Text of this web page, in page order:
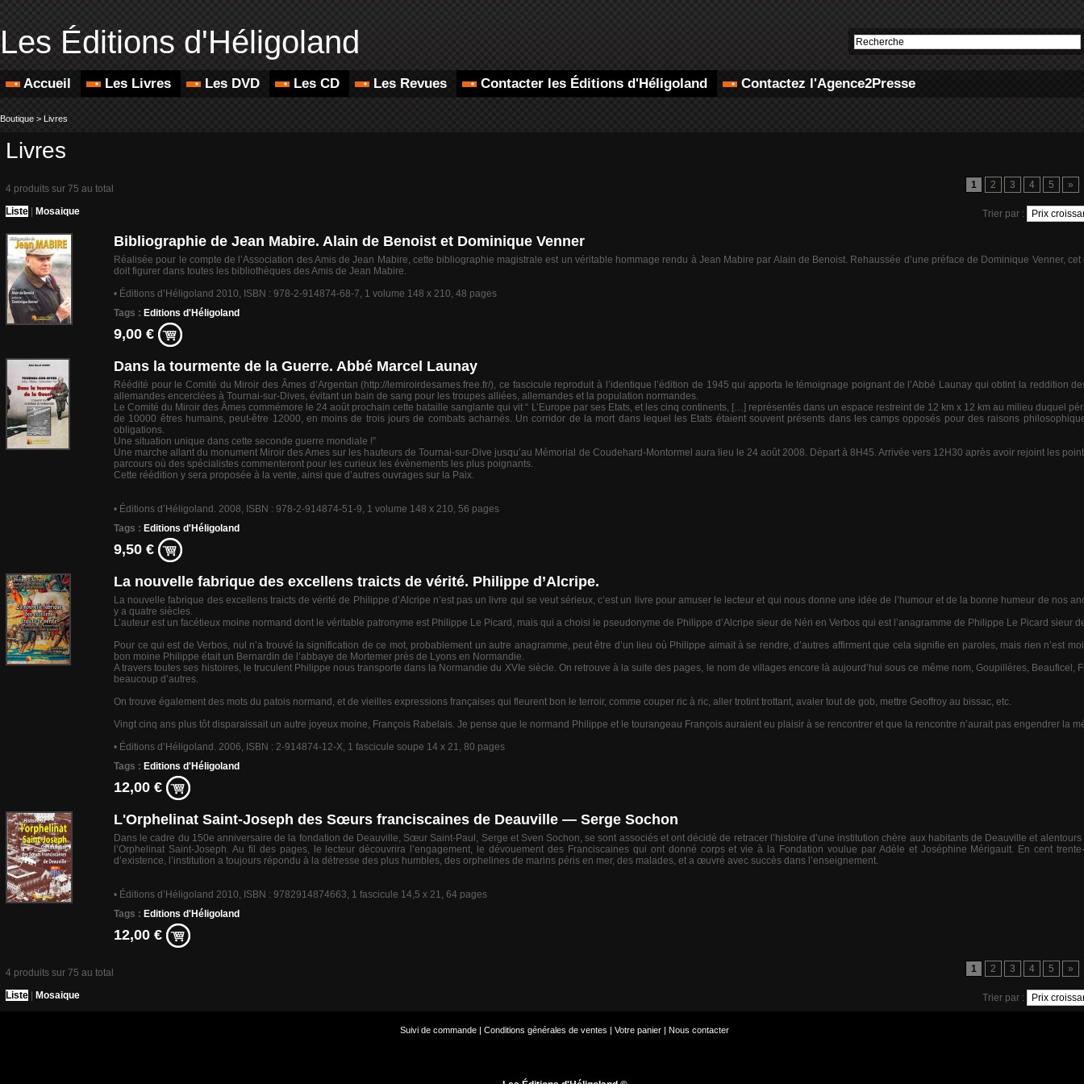
Les Éditions d'Héligoland
Accueil Les Livres Les DVD Les CD Les Revues Contacter les Éditions d'Héligoland Contactez l'Agence2Presse
Boutique >Livres
Livres
1 2 3 4 5 »
4 produits sur 75 au total
Trier par :
Liste Mosaique
Bibliographie de Jean Mabire. Alain de Benoist et Dominique Venner
Réalisée pour le compte de l’Association des Amis de Jean Mabire, cette bibliographie magistrale est un véritable hommage rendu à Jean Mabire par Alain de Benoist. Rehaussée d’une préface de Dominique Venner, cet
doit figurer dans toutes les bibliothèques des Amis de Jean Mabire.
• Éditions d’Héligoland 2010, ISBN : 978-2-914874-68-7, 1 volume 148 x 210, 48 pages
Tags : Editions d'Héligoland
9,00 €
Dans la tourmente de la Guerre. Abbé Marcel Launay
Réédité pour le Comité du Miroir des Âmes d’Argentan (http://lemiroirdesames.free.fr/), ce fascicule reproduit à l’identique l’édition de 1945 qui apporta le témoignage poignant de l’Abbé Launay qui obtint la reddition
allemandes encerclées à Tournai-sur-Dives, évitant un bain de sang pour les troupes alliées, allemandes et la population normandes.
Le Comité du Miroir des Âmes commémore le 24 août prochain cette bataille sanglante qui vit “ L’Europe par ses Etats, et les cinq continents, […] représentés dans un espace restreint de 12 km x 12 km au milieu duquel
de 10000 êtres humains, peut-être 12000, en moins de trois jours de combats acharnés. Un corridor de la mort dans lequel les Etats étaient souvent présents dans les camps opposés pour des raisons
obligations.
Une situation unique dans cette seconde guerre mondiale !”
Une marche allant du monument Miroir des Ames sur les hauteurs de Tournai-sur-Dive jusqu’au Mémorial de Coudehard-Montormel aura lieu le 24 août 2008. Départ à 8H45. Arrivée vers 12H30 après avoir rejoint les
parcours où des spécialistes commenteront pour les curieux les évènements les plus poignants.
Cette réédition y sera proposée à la vente, ainsi que d’autres ouvrages sur la Paix.
• Éditions d’Héligoland. 2008, ISBN : 978-2-914874-51-9, 1 volume 148 x 210, 56 pages
Tags : Editions d'Héligoland
9,50 €
La nouvelle fabrique des excellens traicts de vérité. Philippe d’Alcripe.
La nouvelle fabrique des excellens traicts de vérité de Philippe d’Alcripe n’est pas un livre qui se veut sérieux, c’est un livre pour amuser le lecteur et qui nous donne une idée de l’humour et de la bonne humeur de nos
y a quatre siècles.
L’auteur est un facétieux moine normand dont le véritable patronyme est Philippe Le Picard, mais qui a choisi le pseudonyme de Philippe d’Alcripe sieur de Néri en Verbos qui est l’anagramme de Philippe Le Picard sieur
Pour ce qui est de Verbos, nul n’a trouvé la signification de ce mot, probablement un autre anagramme, peut être d’un lieu où Philippe aimait à se rendre, d’autres affirment que cela signifie en paroles, mais rien n’est
bon moine Philippe était un Bernardin de l’abbaye de Mortemer près de Lyons en Normandie.
A travers toutes ses histoires, le truculent Philippe nous transporte dans la Normandie du XVIe siècle. On retrouve à la suite des pages, le nom de villages encore là aujourd’hui sous ce même nom, Goupillères, Beauficel,
beaucoup d’autres.
On trouve également des mots du patois normand, et de vieilles expressions françaises qui fleurent bon le terroir, comme couper ric à ric, aller trotint trottant, avaler tout de gob, mettre Geoffroy au bissac, etc.
Vingt cinq ans plus tôt disparaissait un autre joyeux moine, François Rabelais. Je pense que le normand Philippe et le tourangeau François auraient eu plaisir à se rencontrer et que la rencontre n’aurait pas engendrer la
• Éditions d’Héligoland. 2006, ISBN : 2-914874-12-X, 1 fascicule soupe 14 x 21, 80 pages
Tags : Editions d'Héligoland
12,00 €
L'Orphelinat Saint-Joseph des Sœurs franciscaines de Deauville — Serge Sochon
Dans le cadre du 150e anniversaire de la fondation de Deauville, Sœur Saint-Paul, Serge et Sven Sochon, se sont associés et ont décidé de retracer l’histoire d’une institution chère aux habitants de Deauville et alentours
l’Orphelinat Saint-Joseph. Au fil des pages, le lecteur découvrira l’engagement, le dévouement des Franciscaines qui ont donné corps et vie à la Fondation voulue par Adèle et Joséphine Mérigault. En cent
d’existence, l’institution a toujours répondu à la détresse des plus humbles, des orphelines de marins péris en mer, des malades, et a œuvré avec succès dans l’enseignement.
• Éditions d’Héligoland 2010, ISBN : 9782914874663, 1 fascicule 14,5 x 21, 64 pages
Tags : Editions d'Héligoland
12,00 €
1 2 3 4 5 »
4 produits sur 75 au total
Trier par :
Liste Mosaique
Suivi de commande |Conditions générales de ventes |Votre panier |Nous contacter